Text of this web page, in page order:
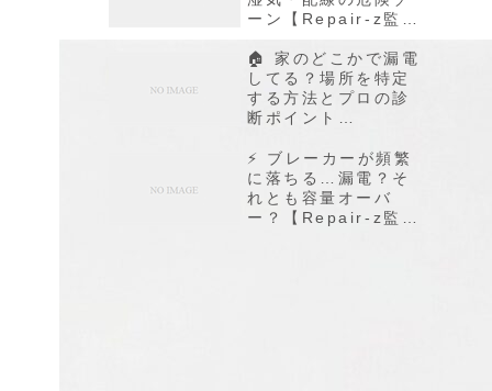
ーン【Repair-z監
🏠 家のどこかで漏電
してる？場所を特定
する方法とプロの診
断ポイント
⚡️ ブレーカーが頻繁
に落ちる…漏電？そ
れとも容量オーバ
ー？【Repair-z監